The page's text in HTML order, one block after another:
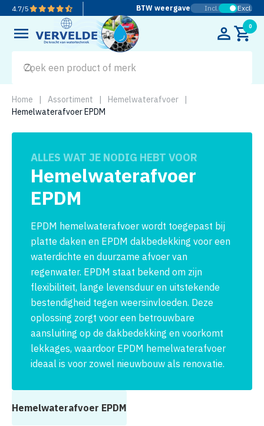
4.7/5 BTW weergave Incl. Excl.
0
Home | Assortiment | Hemelwaterafvoer
|
Hemelwaterafvoer EPDM
ALLES WAT JE NODIG HEBT VOOR
Hemelwaterafvoer
EPDM
EPDM hemelwaterafvoer wordt toegepast bij
platte daken en EPDM dakbedekking voor een
waterdichte en duurzame afvoer van
regenwater. EPDM staat bekend om zijn
flexibiliteit, lange levensduur en uitstekende
bestendigheid tegen weersinvloeden. Deze
oplossing zorgt voor een betrouwbare
aansluiting op de dakbedekking en voorkomt
lekkages, waardoor EPDM hemelwaterafvoer
ideaal is voor zowel nieuwbouw als renovatie.
Hemelwaterafvoer EPDM